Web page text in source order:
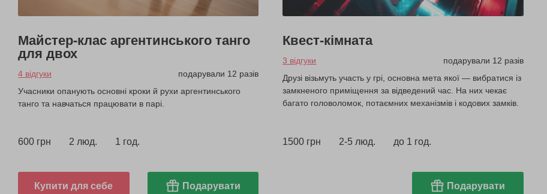
Майстер-клас аргентинського танго
для двох
4 відгуки
подарували 12 разів
Учасники опанують основні кроки й рухи аргентинського
танго та навчаться працювати в парі.
600 грн 2 люд. 1 год.
Купити для себе Подарувати
Квест-кімната
3 відгуки
подарували 12 разів
Друзі візьмуть участь у грі, основна мета якої — вибратися із
замкненого приміщення за відведений час. На них чекає
багато головоломок, потаємних механізмів і кодових замків.
1500 грн 2-5 люд. до 1 год.
Подарувати